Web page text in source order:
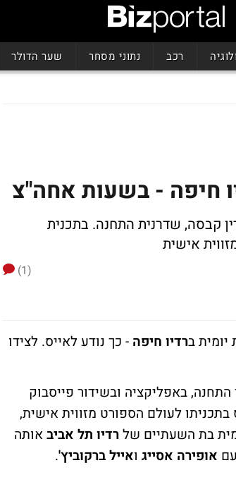
רכב נתוני מסחר שער הדולר
חיפה - בשעות אחה"צ
צהריים ב-14:00, כשלצידו קרין קבסה, שדרנית התחנה. בתכנית
אישית
(1)
יומית ברדיו חיפה - כך נודע לאייס. לצידו
בין ראשון לחמישי ב-14:00, גם באתר התחנה, באפליקציה ובשידור פייסבוק
לעולם הספורט מזווית אישית,
בת השעתיים שלרדיו תל אביב אותה
אופירה אסייג ואייל ברקוביץ'.